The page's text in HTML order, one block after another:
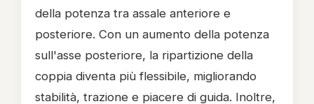
della potenza tra assale anteriore e
posteriore. Con un aumento della potenza
sull'asse posteriore, la ripartizione della
coppia diventa più flessibile, migliorando
stabilità, trazione e piacere di guida. Inoltre,